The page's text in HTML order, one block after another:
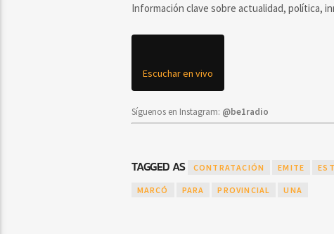
Información clave sobre actualidad, política,
Escuchar en vivo
Síguenos en Instagram: @be1radio
TAGGED AS CONTRATACIÓN EMITE
MARCÓ PARA PROVINCIAL UNA